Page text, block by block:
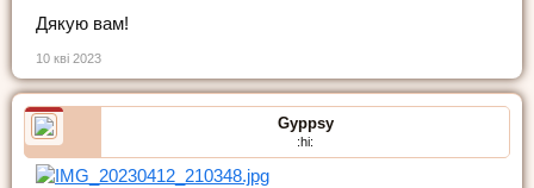
Дякую вам!
10 кві 2023
Gyppsy
:hi: